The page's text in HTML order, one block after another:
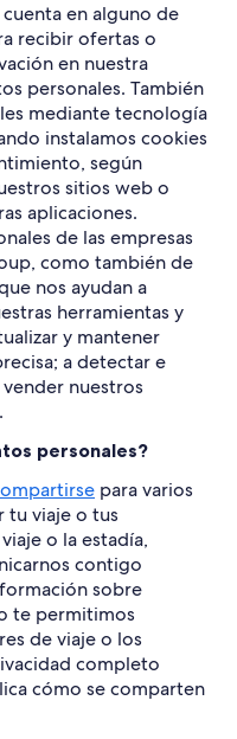
en alguno de
recibir ofertas o
en nuestra
personales. También
mediante tecnología
instalamos cookies
según
sitios web o
aplicaciones.
de las empresas
como también de
nos ayudan a
herramientas y
y mantener
a detectar e
nuestros
personales?
para varios
tu viaje o tus
o la estadía,
contigo
sobre
te permitimos
de viaje o los
completo
cómo se comparten